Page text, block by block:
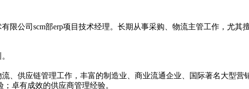
限公司scm部erp项目技术经理。长期从事采购、物流主管工作，尤
、供应链管理工作，丰富的制造业、商业流通企业、国际著名大型
卓有成效的供应商管理经验。